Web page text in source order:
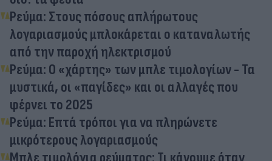
Ρεύμα: Στους πόσους απλήρωτους
λογαριασμούς μπλοκάρεται ο καταναλωτής
από την παροχή ηλεκτρισμού
Ρεύμα: Ο «χάρτης» των μπλε τιμολογίων - Τα
μυστικά, οι «παγίδες» και οι αλλαγές που
φέρνει το 2025
Ρεύμα: Επτά τρόποι για να πληρώνετε
μικρότερους λογαριασμούς
Μπλε τιμολόγια ρεύματος: Τι κάνουμε όταν